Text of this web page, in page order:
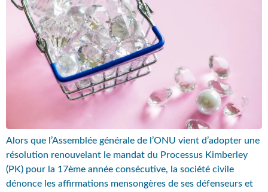
Alors que l’Assemblée générale de l’ONU vient d’adopter une
résolution renouvelant le mandat du Processus Kimberley
(PK) pour la 17ème année consécutive, la société civile
dénonce les affirmations mensongères de ses défenseurs et